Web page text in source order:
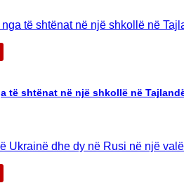
të shtënat në një shkollë në